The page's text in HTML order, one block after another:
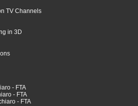
TV Channels
in 3D
- FTA
- FTA
- FTA